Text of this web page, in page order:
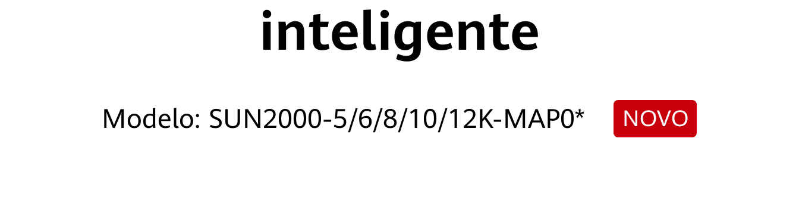
inteligente
Modelo: SUN2000-5/6/8/10/12K-MAP0* NOVO